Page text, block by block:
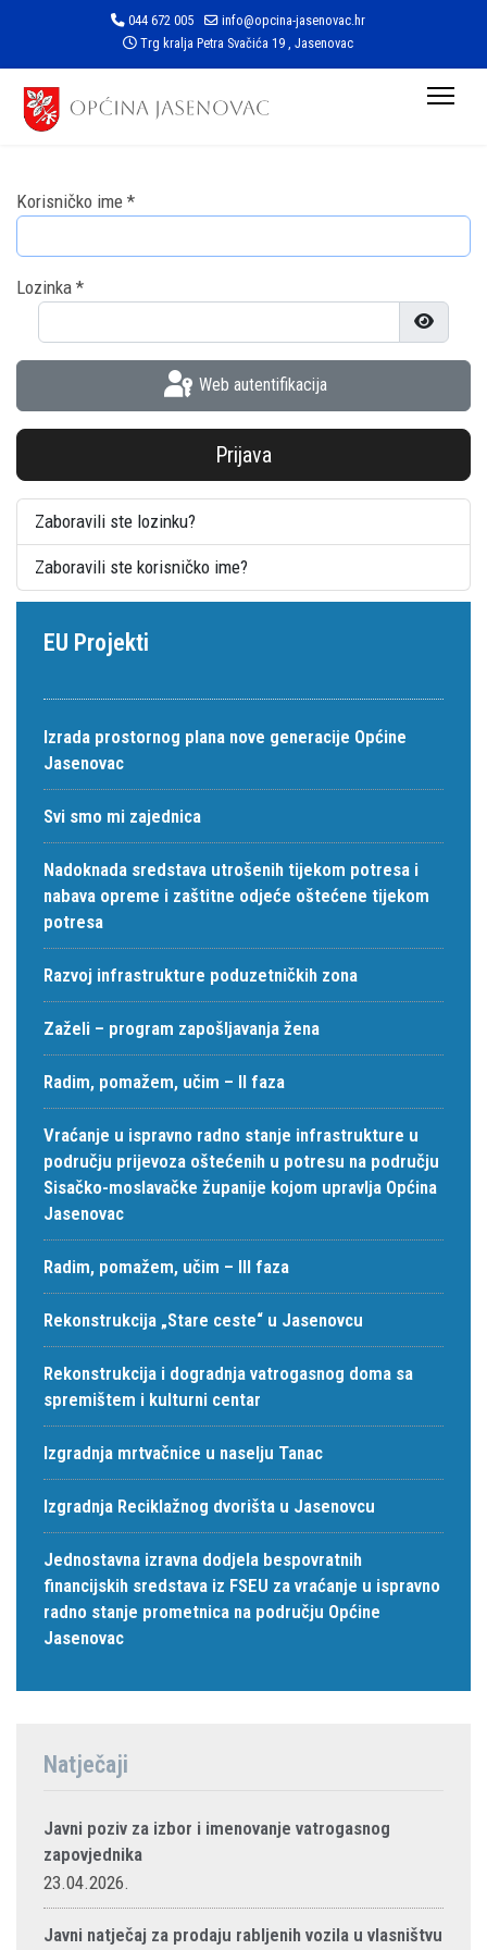
044 672 005
info@opcina-jasenovac.hr
Trg kralja Petra Svačića 19 , Jasenovac
Korisničko ime *
Lozinka *
Prikaži
Web autentifikacija
Prijava
Zaboravili ste lozinku?
Zaboravili ste korisničko ime?
EU Projekti
Izrada prostornog plana nove generacije Općine
Jasenovac
Svi smo mi zajednica
Nadoknada sredstava utrošenih tijekom potresa i
nabava opreme i zaštitne odjeće oštećene tijekom
potresa
Razvoj infrastrukture poduzetničkih zona
Zaželi – program zapošljavanja žena
Radim, pomažem, učim – II faza
Vraćanje u ispravno radno stanje infrastrukture u
području prijevoza oštećenih u potresu na području
Sisačko-moslavačke županije kojom upravlja Općina
Jasenovac
Radim, pomažem, učim – III faza
Rekonstrukcija „Stare ceste“ u Jasenovcu
Rekonstrukcija i dogradnja vatrogasnog doma sa
spremištem i kulturni centar
Izgradnja mrtvačnice u naselju Tanac
Izgradnja Reciklažnog dvorišta u Jasenovcu
Jednostavna izravna dodjela bespovratnih
financijskih sredstava iz FSEU za vraćanje u ispravno
radno stanje prometnica na području Općine
Jasenovac
Natječaji
Javni poziv za izbor i imenovanje vatrogasnog
zapovjednika
23.04.2026.
Javni natječaj za prodaju rabljenih vozila u vlasništvu